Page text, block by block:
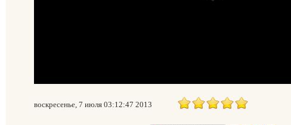
воскресенье, 7 июля 03:12:47 2013